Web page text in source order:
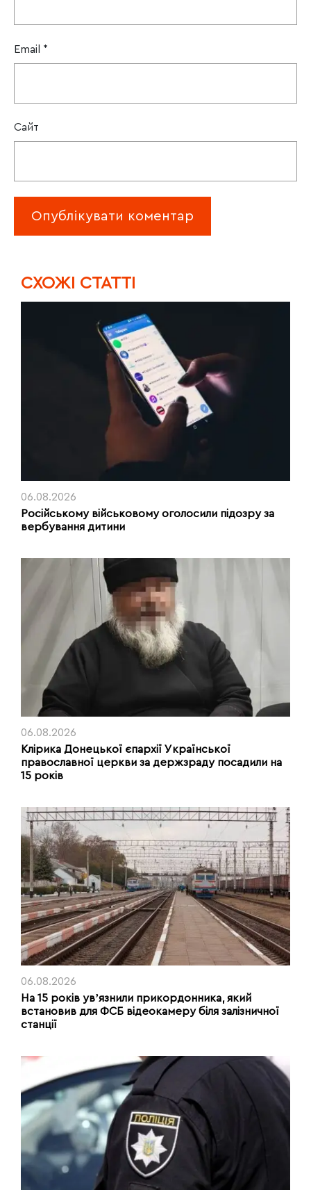
Email *
Сайт
CХОЖІ СТАТТІ
06.08.2026
Російському військовому оголосили підозру за
вербування дитини
06.08.2026
Клірика Донецької єпархії Української
православної церкви за держзраду посадили на
15 років
06.08.2026
На 15 років увʼязнили прикордонника, який
встановив для ФСБ відеокамеру біля залізничної
станції